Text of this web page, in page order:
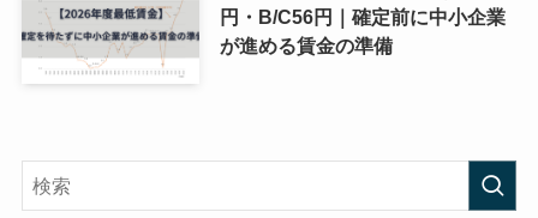
円・B/C56円｜確定前に中小企業
が進める賃金の準備